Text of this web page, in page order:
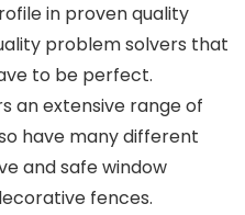
in proven quality
problem solvers that
to be perfect.
an extensive range of
have many different
and safe window
fences.